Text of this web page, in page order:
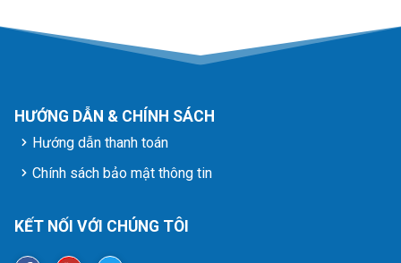
HƯỚNG DẪN & CHÍNH SÁCH
Hướng dẫn thanh toán
Chính sách bảo mật thông tin
KẾT NỐI VỚI CHÚNG TÔI